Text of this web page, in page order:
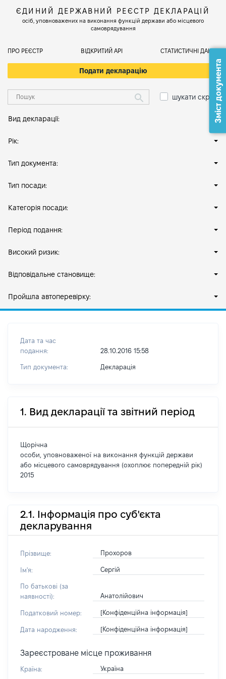
ЄДИНИЙ ДЕРЖАВНИЙ РЕЄСТР ДЕКЛАРАЦІЙ
осіб, уповноважених на виконання функцій держави або місцевого
самоврядування
ПРО РЕЄСТР ВІДКРИТИЙ АРІ СТАТИСТИЧНІ ДАНІ
Подати декларацію
шукати скрізь
Вид декларації:
Рік:
Тип документа:
Тип посади:
Категорія посади:
Період подання:
Високий ризик:
Відповідальне становище:
Пройшла автоперевірку:
Дата та час
подання:
28.10.2016 15:58
Тип документа: Декларація
1. Вид декларації та звітний період
Щорічна
особи, уповноваженої на виконання функцій держави
або місцевого самоврядування (охоплює попередній рік)
2015
2.1. Інформація про суб'єкта
декларування
Прізвище: Прохоров
Ім'я: Сергій
По батькові (за
наявності):
Анатолійович
Податковий номер: [Конфіденційна інформація]
Дата народження: [Конфіденційна інформація]
Зареєстроване місце проживання
Країна: Україна
Зміст документа